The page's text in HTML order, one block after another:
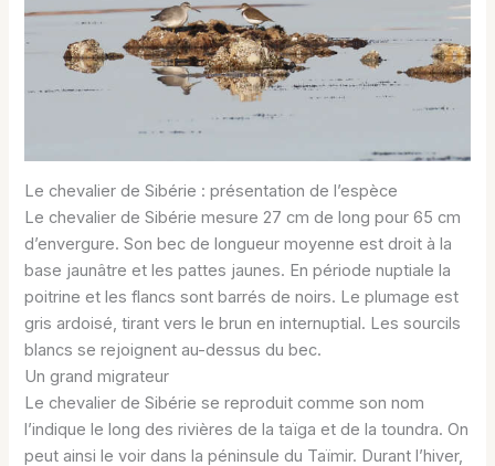
Le chevalier de Sibérie : présentation de l’espèce
Le chevalier de Sibérie mesure 27 cm de long pour 65 cm
d’envergure. Son bec de longueur moyenne est droit à la
base jaunâtre et les pattes jaunes. En période nuptiale la
poitrine et les flancs sont barrés de noirs. Le plumage est
gris ardoisé, tirant vers le brun en internuptial. Les sourcils
blancs se rejoignent au-dessus du bec.
Un grand migrateur
Le chevalier de Sibérie se reproduit comme son nom
l’indique le long des rivières de la taïga et de la toundra. On
peut ainsi le voir dans la péninsule du Taïmir. Durant l’hiver,